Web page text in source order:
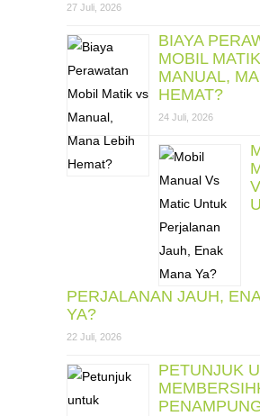
27 Juli, 2026
BIAYA
MOBIL
MANUAL,
HEMAT?
24 Juli, 2026
PERJALANAN JAUH,
YA?
22 Juli, 2026
PETUNJUK